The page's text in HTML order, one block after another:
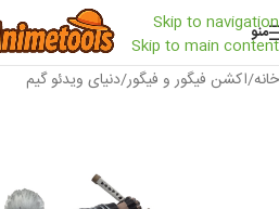
Skip to navigation
Skip to main content
منو
خانه/اکشن فیگور و فیگور/دنیای ویدئو گیم